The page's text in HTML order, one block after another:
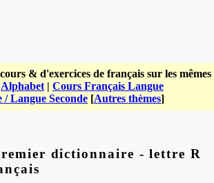
& d'exercices de français sur les mêmes
Alphabet | Cours Français Langue
/ Langue Seconde [Autres thèmes]
dictionnaire - lettre R